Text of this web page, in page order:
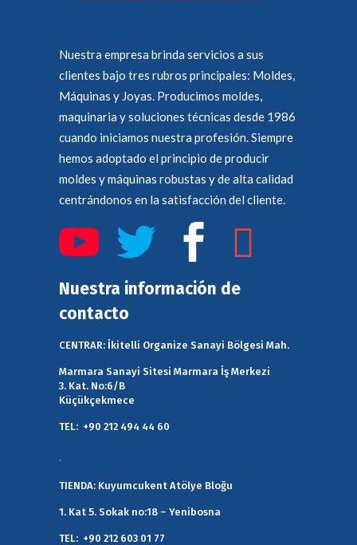
Nuestra empresa brinda servicios a sus
clientes bajo tres rubros principales: Moldes,
Máquinas y Joyas. Producimos moldes,
maquinaria y soluciones técnicas desde 1986
cuando iniciamos nuestra profesión. Siempre
hemos adoptado el principio de producir
moldes y máquinas robustas y de alta calidad
centrándonos en la satisfacción del cliente.
Nuestra información de
contacto
CENTRAR: İkitelli Organize Sanayi Bölgesi Mah.
Marmara Sanayi Sitesi Marmara İş Merkezi
3. Kat. No:6/B
Küçükçekmece
TEL: +90 212 494 44 60
.
TIENDA: Kuyumcukent Atölye Bloğu
1. Kat 5. Sokak no:18 – Yenibosna
TEL: +90 212 603 01 77